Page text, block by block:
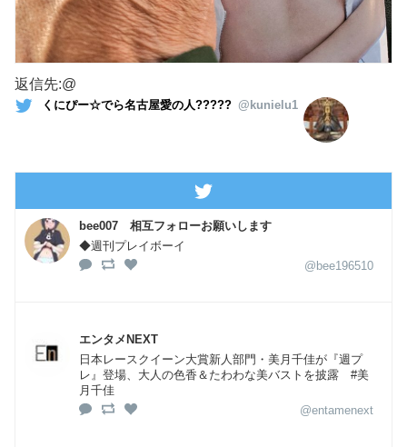
返信先:@
くにぴー☆でら名古屋愛の人????? @kunielu1
bee007 相互フォローお願いします
◆週刊プレイボーイ
@bee196510
エンタメNEXT
日本レースクイーン大賞新人部門・美月千佳が『週プ
レ』登場、大人の色香＆たわわな美バストを披露 #美
月千佳
@entamenext